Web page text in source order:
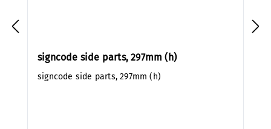
signcode side parts, 297mm (h)
signcode side parts, 297mm (h)